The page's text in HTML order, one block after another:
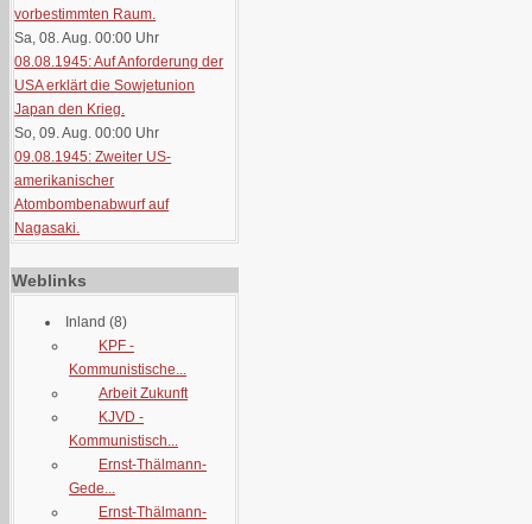
vorbestimmten Raum.
Sa, 08. Aug. 00:00 Uhr
08.08.1945: Auf Anforderung der
USA erklärt die Sowjetunion
Japan den Krieg.
So, 09. Aug. 00:00 Uhr
09.08.1945: Zweiter US-
amerikanischer
Atombombenabwurf auf
Nagasaki.
Weblinks
Inland (8)
KPF -
Kommunistische...
Arbeit Zukunft
KJVD -
Kommunistisch...
Ernst-Thälmann-
Gede...
Ernst-Thälmann-